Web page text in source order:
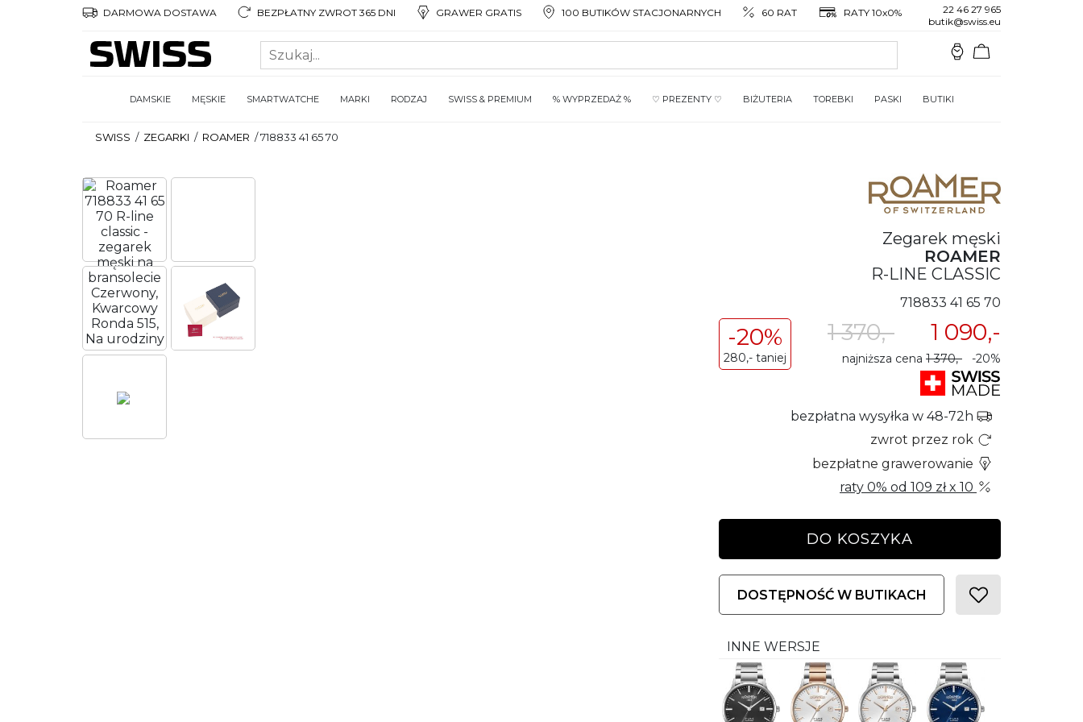
DARMOWA DOSTAWA BEZPŁATNY ZWROT 365 DNI GRAWER GRATIS 100 BUTIKÓW STACJONARNYCH 60 RAT RATY 10x0%
22 46 27 965
butik@swiss.eu
DAMSKIE MĘSKIE SMARTWATCHE MARKI RODZAJ SWISS & PREMIUM % WYPRZEDAŻ % ♡ PREZENTY ♡ BIŻUTERIA TOREBKI PASKI BUTIKI
SWISS / ZEGARKI / ROAMER /718833 41 65 70
Zegarek męski
ROAMER
R-LINE CLASSIC
718833 41 65 70
1 090,-
-20%
280,- taniej
1 370,-
najniższa cena 1 370,- -20%
bezpłatna wysyłka w 48-72h
zwrot przez rok
bezpłatne grawerowanie
raty 0% od 109 złx 10
DO KOSZYKA
DOSTĘPNOŚĆ W BUTIKACH
INNE WERSJE